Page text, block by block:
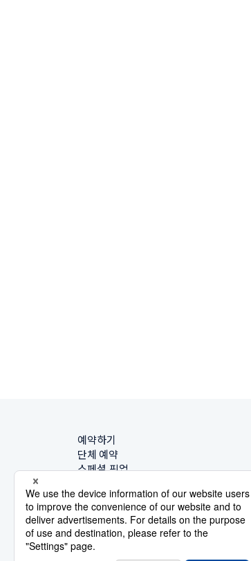
예약하기
단체 예약
스페셜 픽업